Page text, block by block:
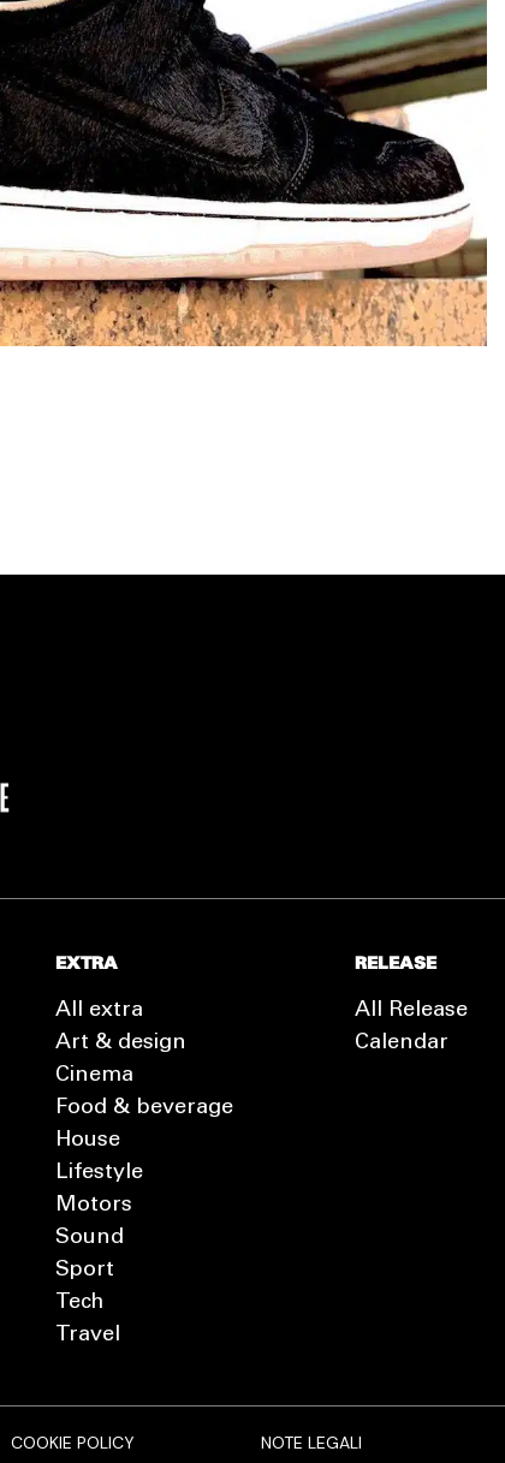
EXTRA
All extra
Art & design
Cinema
Food & beverage
House
Lifestyle
Motors
Sound
Sport
Tech
Travel
RELEASE
All Release
Calendar
COOKIE POLICY NOTE LEGALI